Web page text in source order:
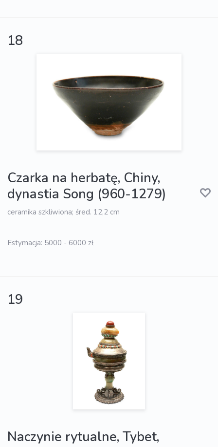
18
Czarka na herbatę, Chiny,
dynastia Song (960-1279)
ceramika szkliwiona; śred. 12,2 cm
Estymacja: 5000 - 6000 zł
19
Naczynie rytualne, Tybet,